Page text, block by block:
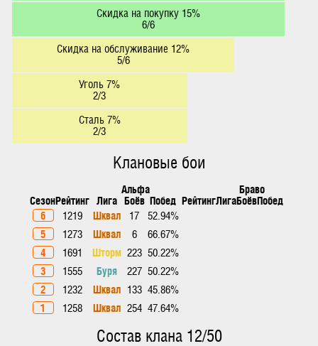
Скидка на покупку 15%
6/6
Скидка на обслуживание 12%
5/6
Уголь 7%
2/3
Сталь 7%
2/3
Клановые бои
Альфа Браво
СезонРейтинг Лига Боёв Побед РейтингЛигаБоёвПобед
6
1219 Шквал 17 52.94%
5 1273 Шквал 6 66.67%
4 1691 Шторм 223 50.22%
3 1555 Буря 227 50.22%
2 1232 Шквал 133 45.86%
1 1258 Шквал 254 47.64%
Состав клана 12/50